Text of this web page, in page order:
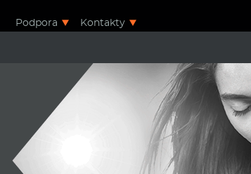
Podpora Kontakty